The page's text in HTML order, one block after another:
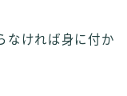
なければ身に付か